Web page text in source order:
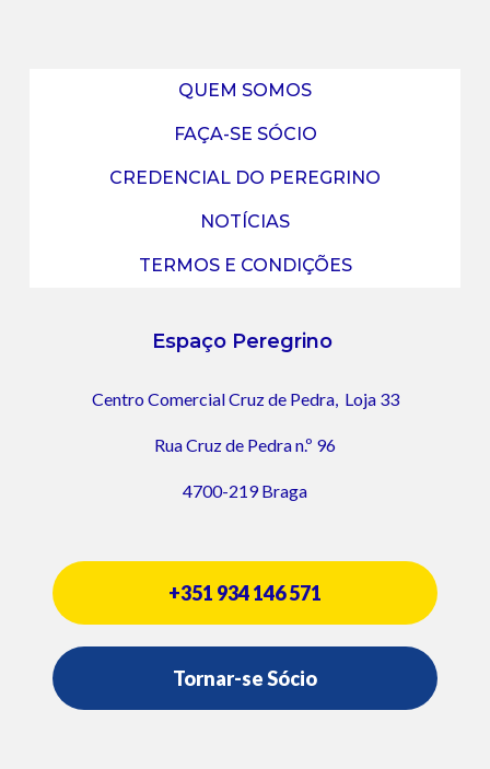
QUEM SOMOS
FAÇA-SE SÓCIO
CREDENCIAL DO PEREGRINO
NOTÍCIAS
TERMOS E CONDIÇÕES
Espaço Peregrino
Centro Comercial Cruz de Pedra, Loja 33
Rua Cruz de Pedra n.º 96
4700-219 Braga
+351 934 146 571
Tornar-se Sócio